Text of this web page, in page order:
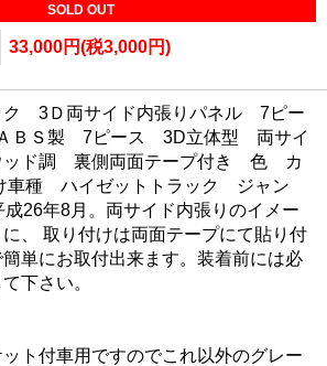
SOLD OUT
33,000円(税3,000円)
3Ｄ両サイド内張りパネル 7ピー
ＢＳ製 7ピース 3D立体型 両サイ
ッド調 裏側両面テープ付き 色 カ
種 ハイゼットトラック ジャン
26年8月。両サイド内張りのイメー
、 取り付けは両面テープにて貼り付
単にお取付出来ます。装着前には必
下さい。
ト付車用ですのでこれ以外のグレー